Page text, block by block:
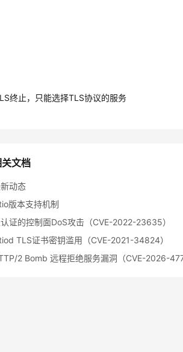
终止，只能选择TLS协议的服务
文档
动态
版本支持机制
证的控制面DoS攻击（CVE-2022-23635）
TLS证书密钥滥用（CVE-2021-34824）
2 Bomb 远程拒绝服务漏洞（CVE-2026-